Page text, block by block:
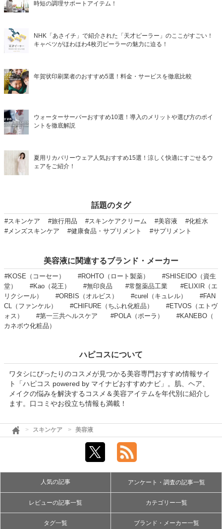
時短の調理サポートアイテム！
NHK「あさイチ」で紹介された「天才ピーラー」のここがすごい！
キャベツがほわほわ4枚刃ピーラーの魅力に迫る！
年賀状印刷業者のおすすめ5選！料金・サービスを徹底比較
ウォーターサーバーおすすめ10選！導入のメリットや選び方のポイ
ントを徹底解説
夏用リカバリーウェア人気おすすめ15選！涼しく快適にすごせるウ
ェアをご紹介！
話題のタグ
#スキンケア #旅行用品 #スキンケアクリーム #美容液
#化粧水
#メンズスキンケア
#健康食品・サプリメント #サプリメント
美容液に関連するブランド・メーカー
#KOSE（コーセー） #ROHTO（ロート製薬）
#SHISEIDO（資生
堂）
#Kao（花王） #無印良品 #常盤薬品工業
#ELIXIR（エ
リクシール）
#ORBIS（オルビス） #curel（キュレル）
#FAN
CL（ファンケル）
#CHIFURE（ちふれ化粧品）
#ETVOS（エトヴ
ォス）
#第一三共ヘルスケア #POLA（ポーラ）
#KANEBO（
カネボウ化粧品）
ハピコスについて
ワタシにぴったりのコスメが見つかる美容専門おすすめ情報サイ
ト「ハピコス powered by マイナビおすすめナビ」。肌、ヘア、
メイクの悩みを解決するコスメ＆美容アイテムを年代別に紹介し
ます。口コミやお役立ち情報も満載！
スキンケア 美容液
人気の記事 アンケート・調査の記事一覧
レビューの記事一覧 カテゴリー一覧
タグ一覧 ブランド・メーカー一覧